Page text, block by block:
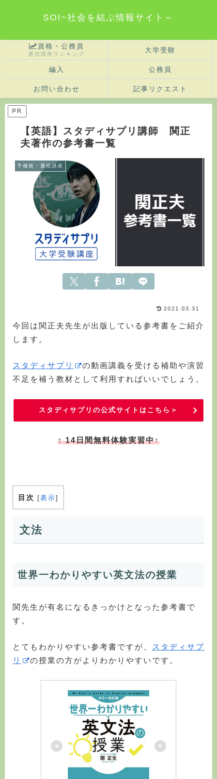
SOI~社会を結ぶ情報サイト～
資格・公務員
通信講座ランキング
大学受験
編入 公務員
お問い合わせ 記事リクエスト
PR
【英語】スタディサプリ講師 関正
夫著作の参考書一覧
予備校・通信講座
2021.03.31
今回は関正夫先生が出版している参考書をご紹介
します。
スタディサプリ
の動画講義を受ける補助や演習
不足を補う教材として利用すればいいでしょう。
スタディサプリの公式サイトはこちら＞
↑ 14日間無料体験実習中↑
目次 [表示]
文法
世界一わかりやすい英文法の授業
関先生が有名になるきっかけとなった参考書で
す。
とてもわかりやすい参考書ですが、
スタディサプ
リ
の授業の方がよりわかりやすいです。